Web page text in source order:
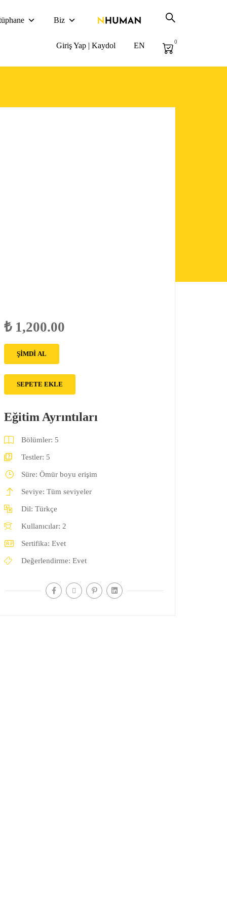
Biz
Giriş Yap | Kaydol EN 0
₺ 1,200.00
ŞIMDI AL
SEPETE EKLE
Eğitim Ayrıntıları
Bölümler: 5
Testler: 5
Süre: Ömür boyu erişim
Seviye: Tüm seviyeler
Dil: Türkçe
Kullanıcılar: 2
Sertifika: Evet
Değerlendirme: Evet